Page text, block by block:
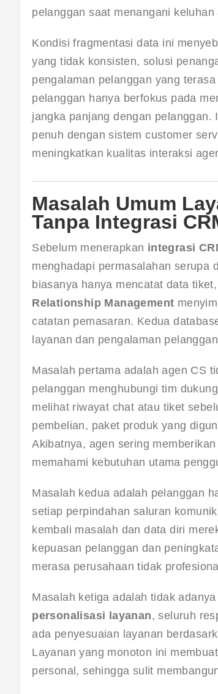
pelanggan saat menangani
Kondisi fragmentasi data ini
yang tidak konsisten, solusi
pengalaman pelanggan yang
pelanggan hanya berfokus pada
jangka panjang dengan pelanggan.
penuh dengan sistem customer
meningkatkan kualitas interaksi
Masalah Umum
Tanpa Integrasi
Sebelum menerapkan integrasi
menghadapi permasalahan serupa
biasanya hanya mencatat data
Relationship Management
catatan pemasaran. Kedua
layanan dan pengalaman
Masalah pertama adalah agen CS
pelanggan menghubungi tim
melihat riwayat chat atau tiket
pembelian, paket produk yang
Akibatnya, agen sering
memahami kebutuhan utama
Masalah kedua adalah pelanggan
setiap perpindahan saluran
kembali masalah dan data diri
kepuasan pelanggan dan
merasa perusahaan tidak
Masalah ketiga adalah tidak
personalisasi layanan, seluruh
ada penyesuaian layanan
Layanan yang monoton ini
personal, sehingga sulit